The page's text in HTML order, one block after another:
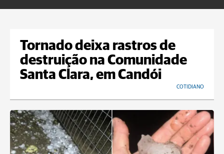
Tornado deixa rastros de
destruição na Comunidade
Santa Clara, em Candói
COTIDIANO